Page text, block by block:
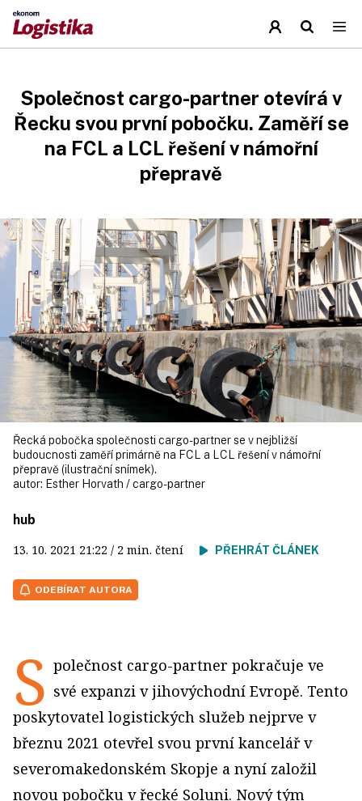
Společnost cargo-partner otevírá v
Řecku svou první pobočku. Zaměří se
na FCL a LCL řešení v námořní
přepravě
Řecká pobočka společnosti cargo-partner se v nejbližší
budoucnosti zaměří primárně na FCL a LCL řešení v námořní
přepravě (ilustrační snímek).
autor: Esther Horvath / cargo-partner
hub
13. 10. 2021 21:22 / 2 min. čtení PŘEHRÁT ČLÁNEK
ODEBÍRAT AUTORA
S polečnost cargo-partner pokračuje ve
své expanzi v jihovýchodní Evropě. Tento
poskytovatel logistických služeb nejprve v
březnu 2021 otevřel svou první kancelář v
severomakedonském Skopje a nyní založil
novou pobočku v řecké Soluni. Nový tým